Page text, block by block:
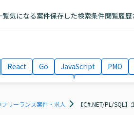
覧気になる案件保存した検索条件閲覧履歴
React Go JavaScript PMO
Laravel
リーランス案件・求人 【C#.NET/PL/SQL